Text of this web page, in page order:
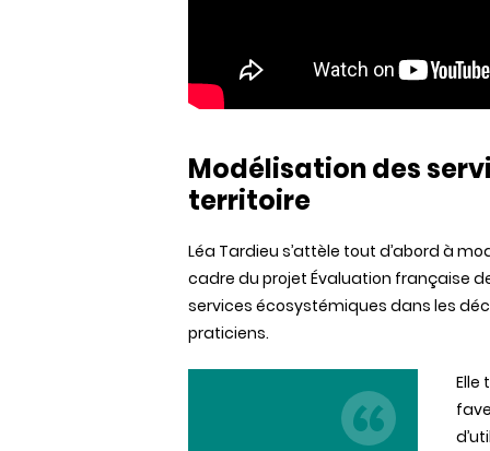
Modélisation des
territoire
Léa Tardieu s’attèle tout d’abord à
cadre du projet Évaluation française
services écosystémiques dans les
praticiens.
Elle